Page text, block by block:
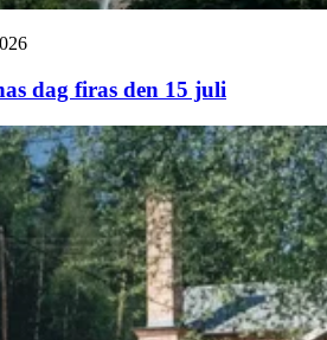
dag firas den 15 juli